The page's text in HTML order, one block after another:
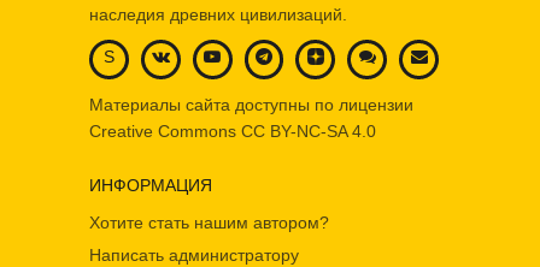
наследия древних цивилизаций.
S
Материалы сайта доступны по лицензии
Creative Commons CC BY-NC-SA 4.0
ИНФОРМАЦИЯ
Хотите стать нашим автором?
Написать администратору